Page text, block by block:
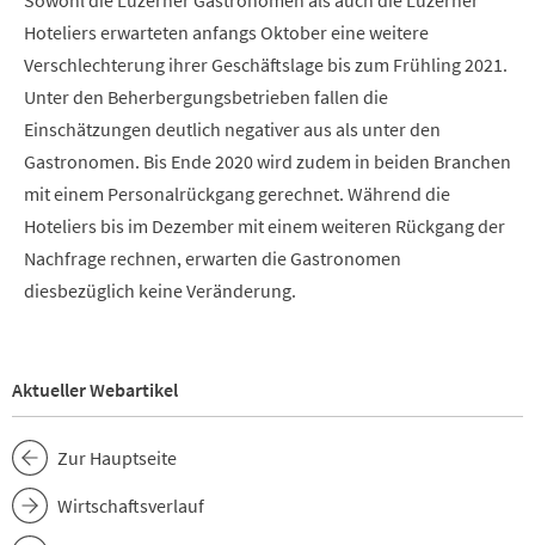
Hoteliers erwarteten anfangs Oktober eine weitere
Verschlechterung ihrer Geschäftslage bis zum Frühling 2021.
Unter den Beherbergungsbetrieben fallen die
Einschätzungen deutlich negativer aus als unter den
Gastronomen. Bis Ende 2020 wird zudem in beiden Branchen
mit einem Personalrückgang gerechnet. Während die
Hoteliers bis im Dezember mit einem weiteren Rückgang der
Nachfrage rechnen, erwarten die Gastronomen
diesbezüglich keine Veränderung.
Aktueller Webartikel
Zur Hauptseite
Wirtschaftsverlauf